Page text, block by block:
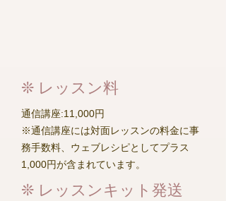
❊ レッスン料
通信講座:11,000円
※通信講座には対面レッスンの料金に事
務手数料、ウェブレシピとしてプラス
1,000円が含まれています。
❊ レッスンキット発送